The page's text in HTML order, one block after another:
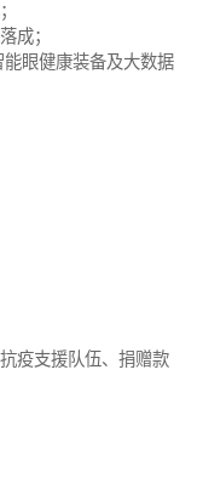
成；
眼健康装备及大数据
疫支援队伍、捐赠款